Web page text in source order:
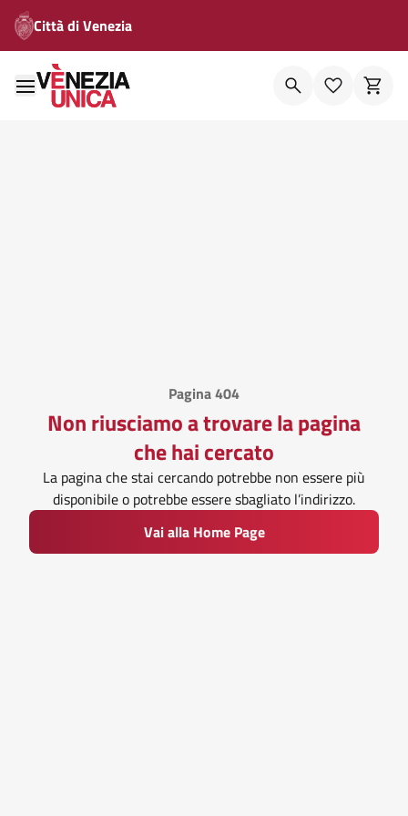
Città di Venezia
Pagina 404
Non riusciamo a trovare la pagina
che hai cercato
La pagina che stai cercando potrebbe non essere più
disponibile o potrebbe essere sbagliato l’indirizzo.
Vai alla Home Page